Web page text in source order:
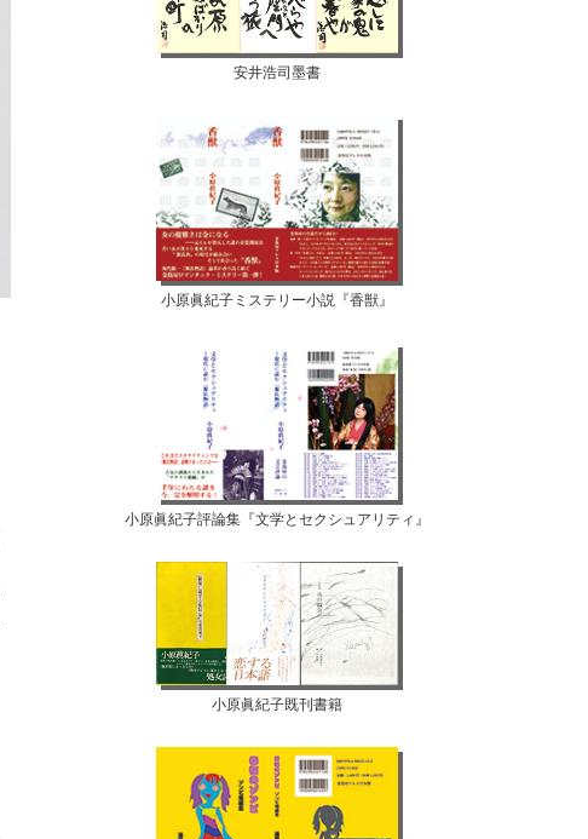
安井浩司墨書
小原眞紀子ミステリー小説『香獣』
小原眞紀子評論集『文学とセクシュアリティ』
小原眞紀子既刊書籍